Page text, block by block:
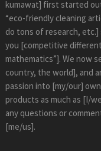
kumawat] first started
“eco-friendly cleaning
do tons of research,
you [competitive
mathematics”]. We now
country, the world], and
passion into [my/our]
products as much as [I/
any questions or
[me/us].